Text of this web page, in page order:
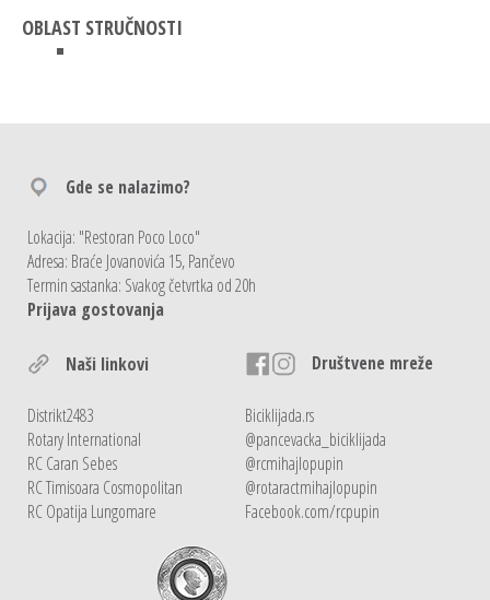
OBLAST STRUČNOSTI
Gde se nalazimo?
Lokacija: "Restoran Poco Loco"
Adresa: Braće Jovanovića 15, Pančevo
Termin sastanka: Svakog četvrtka od 20h
Prijava gostovanja
Naši linkovi Društvene mreže
Distrikt2483
Biciklijada.rs
Rotary International
@pancevacka_biciklijada
RC Caran Sebes
@rcmihajlopupin
RC Timisoara Cosmopolitan
@rotaractmihajlopupin
RC Opatija Lungomare
Facebook.com/rcpupin